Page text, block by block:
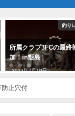
釣り
所属クラブ3FCの最終
加！in甑島
2023年7月10日
防止穴付